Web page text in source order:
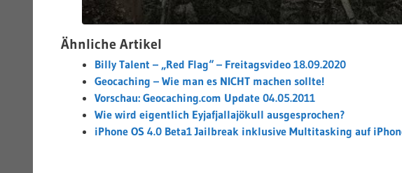
Ähnliche Artikel
Billy Talent – „Red Flag“ – Freitagsvideo 18.09.2020
Geocaching – Wie man es NICHT machen sollte!
Vorschau: Geocaching.com Update 04.05.2011
Wie wird eigentlich Eyjafjallajökull ausgesprochen?
iPhone OS 4.0 Beta1 Jailbreak inklusive Multitasking auf